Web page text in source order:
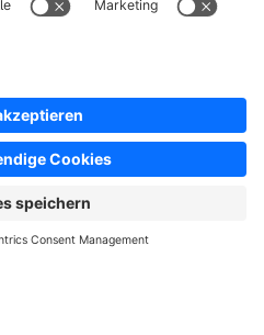
Digital Services Act (DSA)
- Alle Rechte vorbehalten
sich zzgl. Mehrwertsteuer